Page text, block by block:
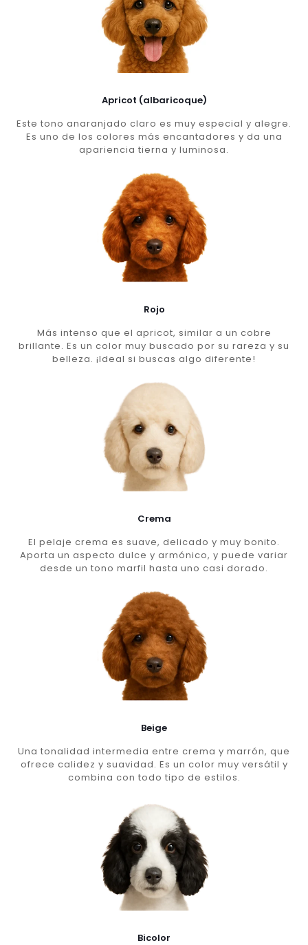
Apricot (albaricoque)
Este tono anaranjado claro es muy especial y alegre.
Es uno de los colores más encantadores y da una
apariencia tierna y luminosa.
Rojo
Más intenso que el apricot, similar a un cobre
brillante. Es un color muy buscado por su rareza y su
belleza. ¡Ideal si buscas algo diferente!
Crema
El pelaje crema es suave, delicado y muy bonito.
Aporta un aspecto dulce y armónico, y puede variar
desde un tono marfil hasta uno casi dorado.
Beige
Una tonalidad intermedia entre crema y marrón, que
ofrece calidez y suavidad. Es un color muy versátil y
combina con todo tipo de estilos.
Bicolor